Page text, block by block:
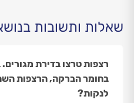
שאלות ותשובות
רצפות טרצו בדירת
בחומר הברקה, הרצפות
לנקות?